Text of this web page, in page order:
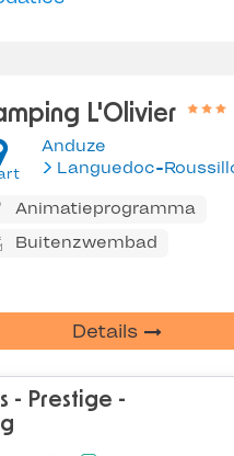
L'Olivier
Anduze
Languedoc-
Animatieprogramma
Buitenzwembad
Details
- Prestige -